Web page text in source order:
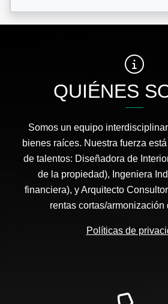
QUIÉNES
Somos un equipo
bienes raíces. Nuestra fuerza
de talentos: Diseñadora de
de la propiedad), Ingeniera
financiera), y Arquitecto
rentas cortas/armonización
Políticas de